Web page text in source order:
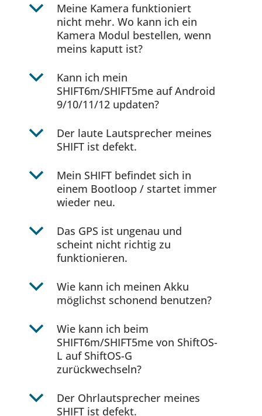
b
Meine Kamera funktioniert
nicht mehr. Wo kann ich ein
Kamera Modul bestellen, wenn
meins kaputt ist?
b
Kann ich mein
SHIFT6m/SHIFT5me auf Android
9/10/11/12 updaten?
b
Der laute Lautsprecher meines
SHIFT ist defekt.
b
Mein SHIFT befindet sich in
einem Bootloop / startet immer
wieder neu.
b
Das GPS ist ungenau und
scheint nicht richtig zu
funktionieren.
b
Wie kann ich meinen Akku
möglichst schonend benutzen?
b
Wie kann ich beim
SHIFT6m/SHIFT5me von ShiftOS-
L auf ShiftOS-G
zurückwechseln?
b
Der Ohrlautsprecher meines
SHIFT ist defekt.